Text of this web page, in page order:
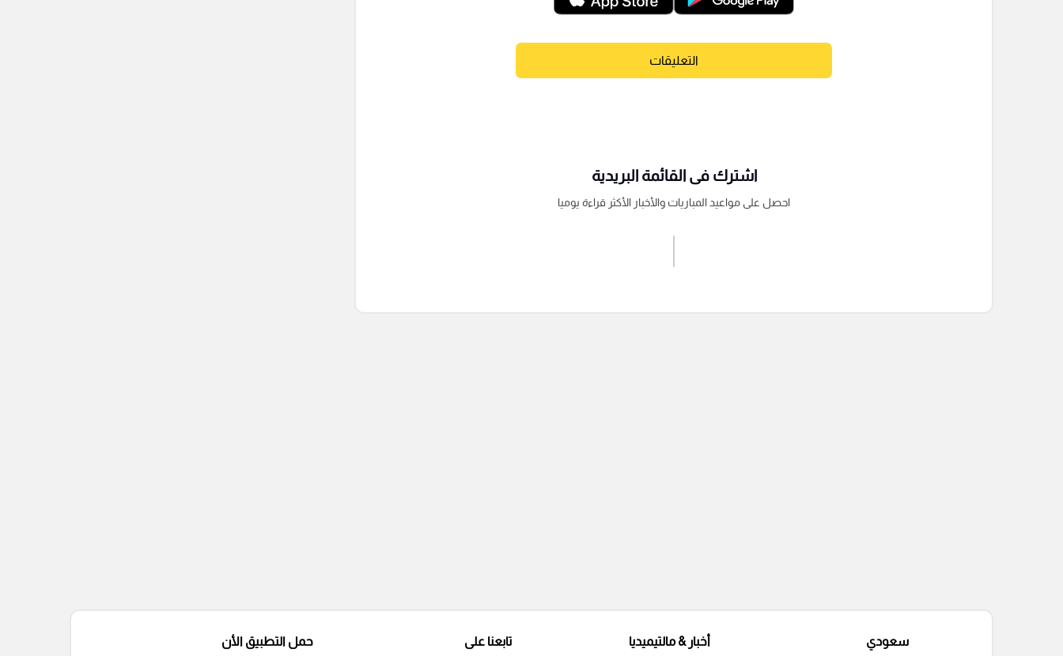
التعليقات
اشترك فى القائمة البريدية
احصل على مواعيد المباريات والأخبار الأكثر قراءة يوميا
سعودي أخبار & مالتيميديا تابعنا على حمل التطبيق الأن